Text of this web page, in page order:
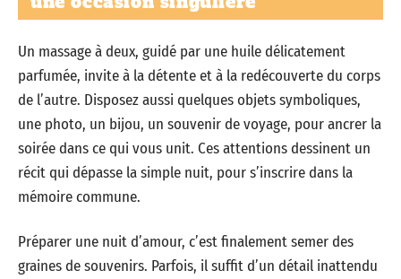
Un massage à deux, guidé par une huile délicatement
parfumée, invite à la détente et à la redécouverte du corps
de l’autre. Disposez aussi quelques objets symboliques,
une photo, un bijou, un souvenir de voyage, pour ancrer la
soirée dans ce qui vous unit. Ces attentions dessinent un
récit qui dépasse la simple nuit, pour s’inscrire dans la
mémoire commune.
Préparer une nuit d’amour, c’est finalement semer des
graines de souvenirs. Parfois, il suffit d’un détail inattendu